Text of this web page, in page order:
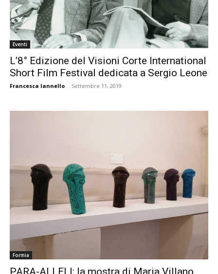
Eventi
L’8° Edizione del Visioni Corte International
Short Film Festival dedicata a Sergio Leone
Francesca Iannello - Settembre 11, 2019
Formia